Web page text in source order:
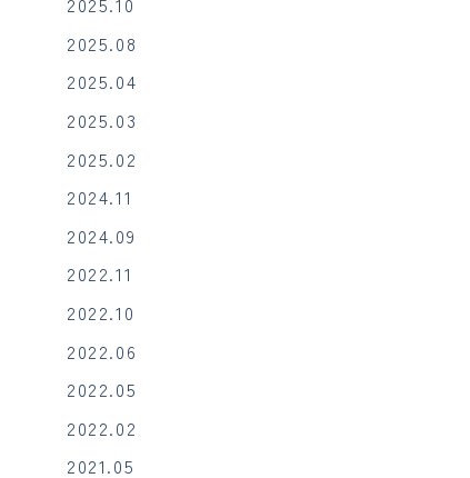
2025.08
2025.04
2025.03
2025.02
2024.11
2024.09
2022.11
2022.10
2022.06
2022.05
2022.02
2021.05